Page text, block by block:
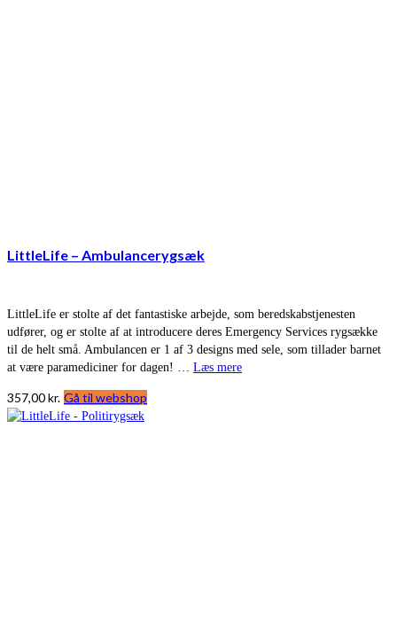
LittleLife – Ambulancerygsæk
LittleLife er stolte af det fantastiske arbejde, som beredskabstjenesten
udfører, og er stolte af at introducere deres Emergency Services rygsække
til de helt små. Ambulancen er 1 af 3 designs med sele, som tillader barnet
at være paramediciner for dagen! … Læs mere
357,00kr. Gå til webshop